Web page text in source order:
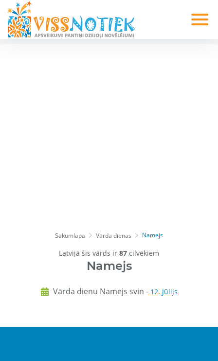
Sākumlapa Vārda dienas Namejs
Latvijā šis vārds ir 87 cilvēkiem
Namejs
Vārda dienu Namejs svin - 12. Jūlijs